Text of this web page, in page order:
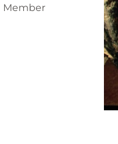
Member